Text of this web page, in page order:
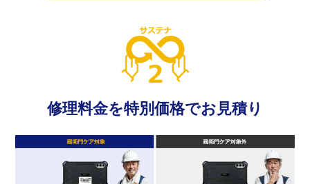
修理料金を特別価格でお見積り